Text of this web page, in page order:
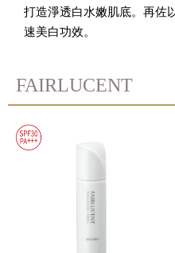
打造淨透白水嫩肌底。再佐
速美白功效。
FAIRLUCENT